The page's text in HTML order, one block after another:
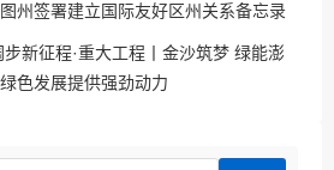
州签署建立国际友好区州关系备忘录
新征程·重大工程丨金沙筑梦 绿能澎
色发展提供强劲动力